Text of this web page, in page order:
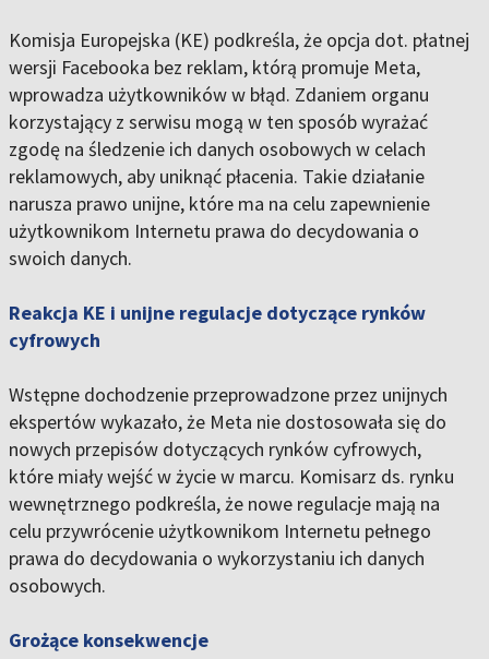
Komisja Europejska (KE) podkreśla, że opcja dot. płatnej
wersji Facebooka bez reklam, którą promuje Meta,
wprowadza użytkowników w błąd. Zdaniem organu
korzystający z serwisu mogą w ten sposób wyrażać
zgodę na śledzenie ich danych osobowych w celach
reklamowych, aby uniknąć płacenia. Takie działanie
narusza prawo unijne, które ma na celu zapewnienie
użytkownikom Internetu prawa do decydowania o
swoich danych.
Reakcja KE i unijne regulacje dotyczące rynków
cyfrowych
Wstępne dochodzenie przeprowadzone przez unijnych
ekspertów wykazało, że Meta nie dostosowała się do
nowych przepisów dotyczących rynków cyfrowych,
które miały wejść w życie w marcu. Komisarz ds. rynku
wewnętrznego podkreśla, że nowe regulacje mają na
celu przywrócenie użytkownikom Internetu pełnego
prawa do decydowania o wykorzystaniu ich danych
osobowych.
Grożące konsekwencje